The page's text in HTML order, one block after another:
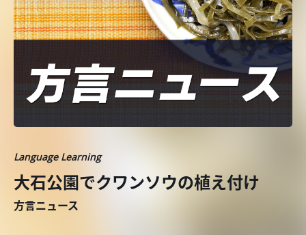
Language Learning
大石公園でクワンソウの植え付け
方言ニュース